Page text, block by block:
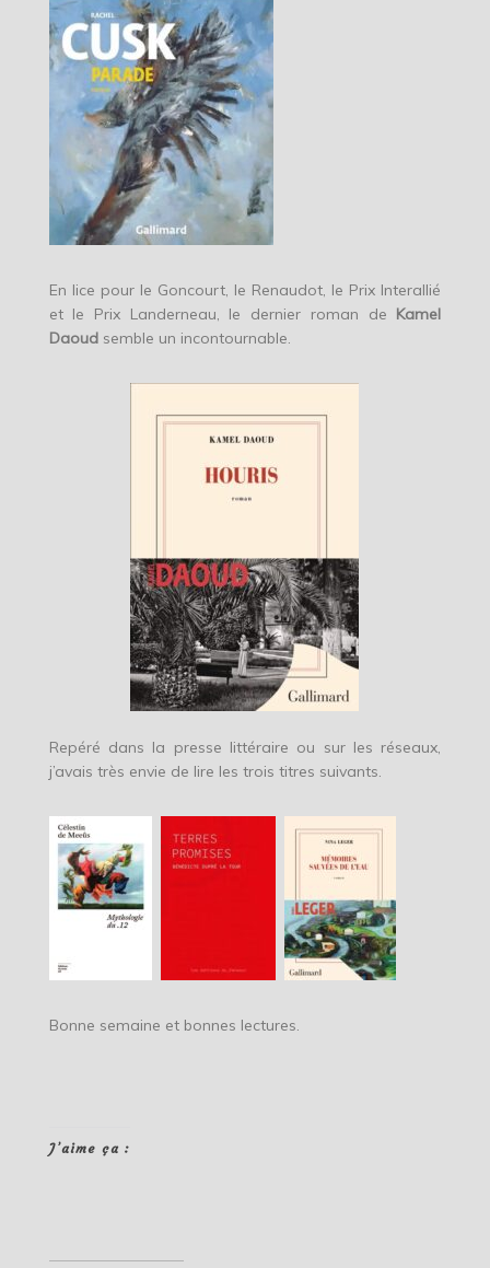
En lice pour le Goncourt, le Renaudot, le Prix Interallié
et le Prix Landerneau, le dernier roman de Kamel
Daoudsemble un incontournable.
Repéré dans la presse littéraire ou sur les réseaux,
j’avais très envie de lire les trois titres suivants.
Bonne semaine et bonnes lectures.
J’aime ça :